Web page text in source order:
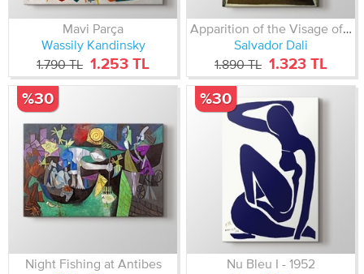
Mavi Parça
Wassily Kandinsky
1.790 TL 1.253 TL
Apparition of the Visage of Aphrodite of Cnidos in a Landscape
Salvador Dali
1.890 TL 1.323 TL
Night Fishing at Antibes
%30
Nu Bleu I - 1952
%30